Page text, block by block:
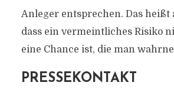
Anleger entsprechen. Das heißt
dass ein vermeintliches Risiko
eine Chance ist, die man
PRESSEKONTAKT